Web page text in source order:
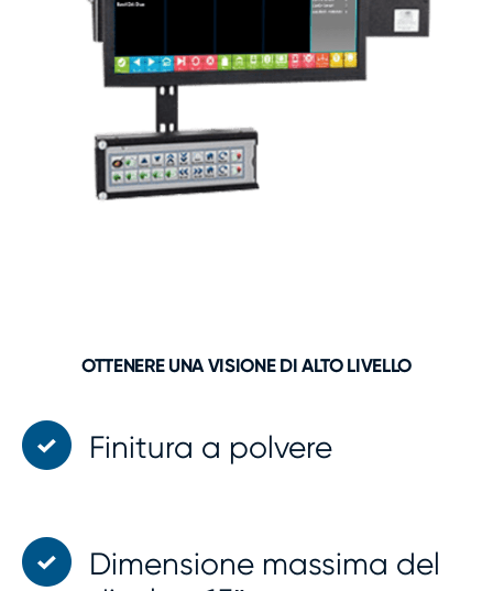
OTTENERE UNA VISIONE DI ALTO LIVELLO
Finitura a polvere
Dimensione massima del